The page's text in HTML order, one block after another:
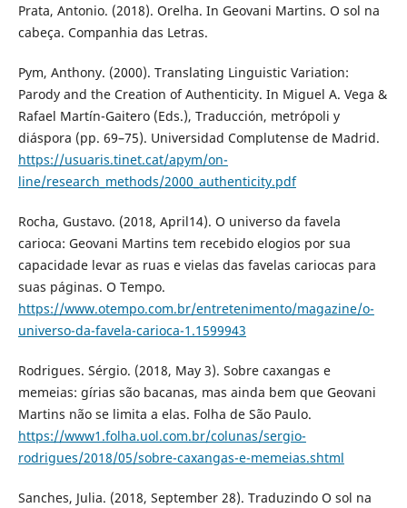
Prata, Antonio. (2018). Orelha. In Geovani Martins. O sol na
cabeça. Companhia das Letras.
Pym, Anthony. (2000). Translating Linguistic Variation:
Parody and the Creation of Authenticity. In Miguel A. Vega &
Rafael Martín-Gaitero (Eds.), Traducción, metrópoli y
diáspora (pp. 69–75). Universidad Complutense de Madrid.
https://usuaris.tinet.cat/apym/on-
line/research_methods/2000_authenticity.pdf
Rocha, Gustavo. (2018, April14). O universo da favela
carioca: Geovani Martins tem recebido elogios por sua
capacidade levar as ruas e vielas das favelas cariocas para
suas páginas. O Tempo.
https://www.otempo.com.br/entretenimento/magazine/o-
universo-da-favela-carioca-1.1599943
Rodrigues. Sérgio. (2018, May 3). Sobre caxangas e
memeias: gírias são bacanas, mas ainda bem que Geovani
Martins não se limita a elas. Folha de São Paulo.
https://www1.folha.uol.com.br/colunas/sergio-
rodrigues/2018/05/sobre-caxangas-e-memeias.shtml
Sanches, Julia. (2018, September 28). Traduzindo O sol na